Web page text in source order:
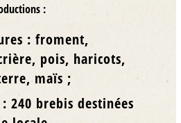
:
: froment,
pois, haricots,
maïs ;
: 240 brebis destinées